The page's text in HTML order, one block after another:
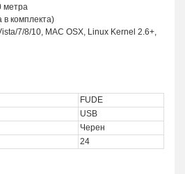
метра
в комплекта)
7/8/10, MAC OSX, Linux Kernel 2.6+,
FUDE
USB
Черен
24